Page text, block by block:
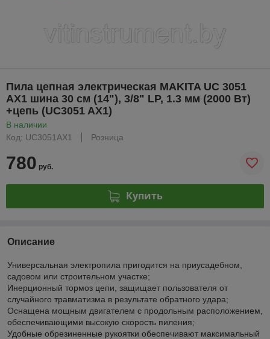
Пила цепная электрическая MAKITA UC 3051
AX1 шина 30 см (14"), 3/8" LP, 1.3 мм (2000 Вт)
+цепь (UC3051 AX1)
В наличии
Код: UC3051AX1
Розница
780 руб.
Купить
Описание
Универсальная электропила пригодится на приусадебном,
садовом или строительном участке;
Инерционный тормоз цепи, защищает пользователя от
случайного травматизма в результате обратного удара;
Оснащена мощным двигателем с продольным расположением,
обеспечивающими высокую скорость пиления;
Удобные обрезиненные рукоятки обеспечивают максимальный